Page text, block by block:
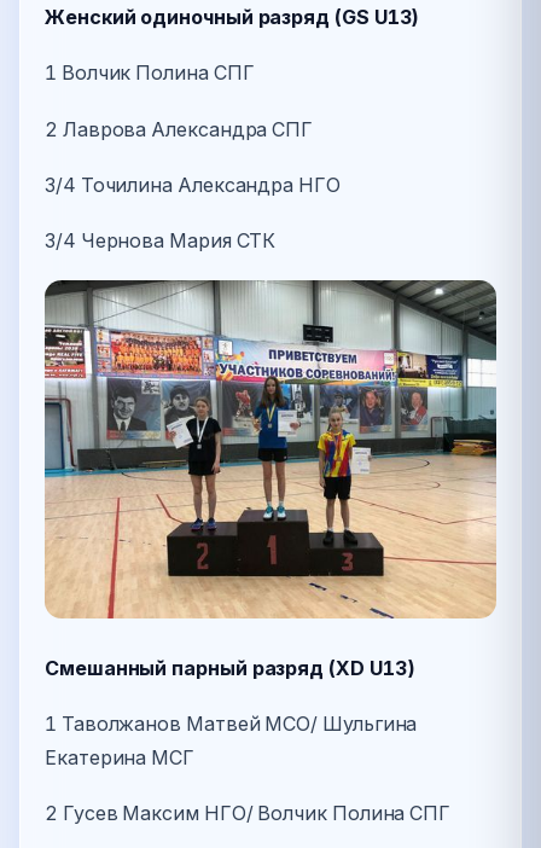
Женский одиночный разряд (GS U13)
1 Волчик Полина СПГ
2 Лаврова Александра СПГ
3/4 Точилина Александра НГО
3/4 Чернова Мария СТК
Смешанный парный разряд (XD U13)
1 Таволжанов Матвей МСО/ Шульгина
Екатерина МСГ
2 Гусев Максим НГО/ Волчик Полина СПГ